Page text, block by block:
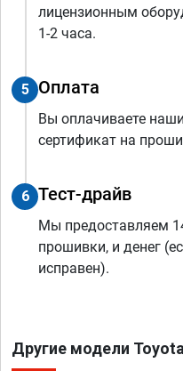
лицензионным
1-2 часа.
5 Оплата
Вы оплачиваете
сертификат на
6 Тест-драйв
Мы предоставляем
прошивки, и денег
исправен).
Другие модели Toyota